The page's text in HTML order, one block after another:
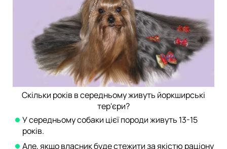
Скільки років в середньому живуть йоркширські
тер'єри?
У середньому собаки цієї породи живуть 13-15
років.
Але, якщо власник буде стежити за якістю раціону